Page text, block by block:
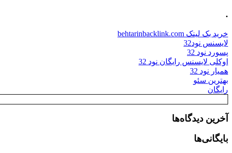
.
خرید بک لینک behtarinbacklink.com
لایسنس نود32
پسورد نود 32
اوکلی لایسنس رایگان نود 32
همیار نود 32
بهترین سئو
رایگان
آخرین دیدگاه‌ها
بایگانی‌ها